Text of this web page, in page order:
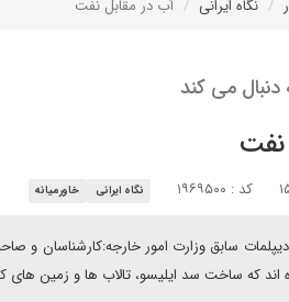
نگاه ایرانی آب در مقابل نفت
می کند
نفت
کد : ۱۹۶۹۵۰۰ نگاه ایرانی خاورمیانه
سابق وزارت امور خارجه:کارشناسان و
که ساخت سد ایلیسو، تالاب ها و زمین های